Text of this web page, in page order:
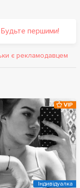
Будьте першими!
є рекламодавцем
VIP
Індивідуалка